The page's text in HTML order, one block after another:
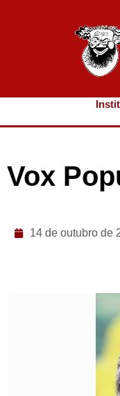
Vox
14 de outubro de